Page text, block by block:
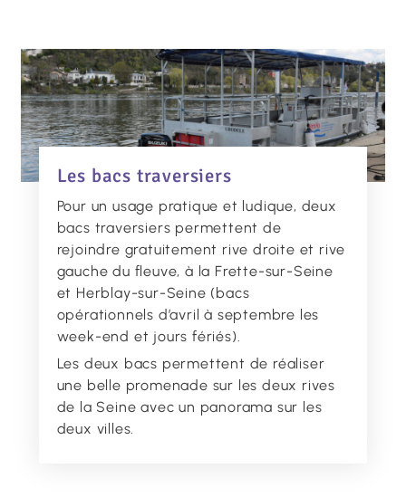
Les bacs traversiers
Pour un usage pratique et ludique, deux
bacs traversiers permettent de
rejoindre gratuitement rive droite et rive
gauche du fleuve, à la Frette-sur-Seine
et Herblay-sur-Seine (bacs
opérationnels d’avril à septembre les
week-end et jours fériés).
Les deux bacs permettent de réaliser
une belle promenade sur les deux rives
de la Seine avec un panorama sur les
deux villes.